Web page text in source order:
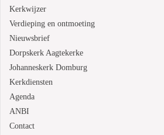
Kerkwijzer
Verdieping en ontmoeting
Nieuwsbrief
Dorpskerk Aagtekerke
Johanneskerk Domburg
Kerkdiensten
Agenda
ANBI
Contact